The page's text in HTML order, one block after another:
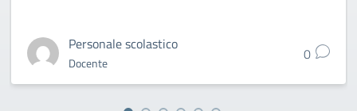
Personale scolastico
Docente 0